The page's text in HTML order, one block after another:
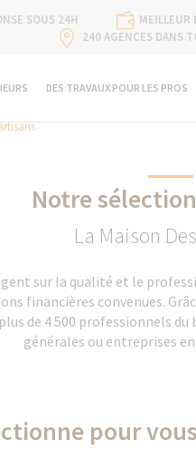
SOUS 24H MEILLEUR
240 AGENCES DANS
DES TRAVAUX POUR LES PROS
Notre
La Maison
sur la qualité et le
financières convenues.
de 4 500 professionnels
générales ou entreprises
pour vous